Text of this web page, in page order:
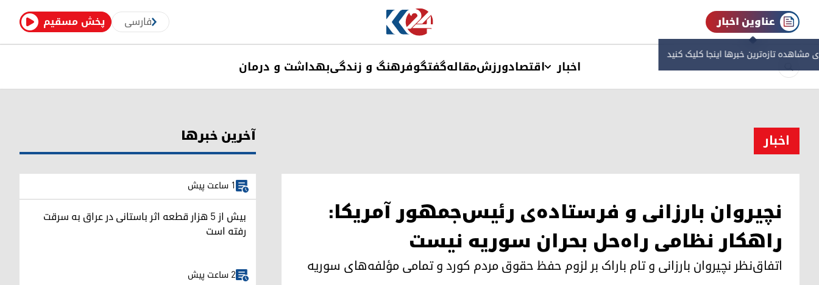
پخش مسقیم فارسی عناوین اخبار
مشاهده‌ تازه‌ترین خبرها اینجا کلیک کنید
اخبار اقتصادورزشمقالهگفتگوفرهنگ و زندگیبهداشت و درمان
اخبار
نچیروان بارزانی و فرستاده‌ی رئیس‌جمهور آمریکا:
راهکار نظامی راه‌حل بحران سوریه نیست
اتفاق‌نظر نچیروان بارزانی و تام باراک بر لزوم حفظ حقوق مردم کورد و تمامی مؤلفه‌های سوریە
آخرین خبرها
1 ساعت پیش
بیش از ۵ هزار قطعه اثر باستانی در عراق به سرقت
رفته است
2 ساعت پیش